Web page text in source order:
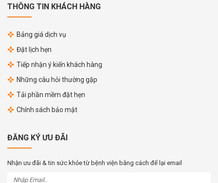
THÔNG TIN KHÁCH HÀNG
Bảng giá dịch vụ
Đặt lịch hẹn
Tiếp nhận ý kiến khách hàng
Những câu hỏi thường gặp
Tải phần mềm đặt hẹn
Chính sách bảo mật
ĐĂNG KÝ ƯU ĐÃI
Nhận ưu đãi & tin sức khỏe từ bệnh viện bằng cách để lại email